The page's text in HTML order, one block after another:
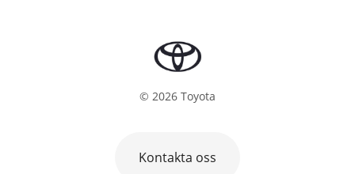
© 2026 Toyota
Kontakta oss